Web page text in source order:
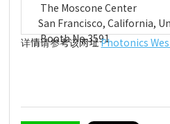
The Moscone Center
San Francisco, California,
Booth No.3591
详情请参考该网址Photonics